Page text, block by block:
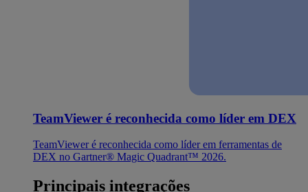
TeamViewer é reconhecida como líder em DEX
TeamViewer é reconhecida como líder em ferramentas de
DEX no Gartner® Magic Quadrant™ 2026.
Principais integrações